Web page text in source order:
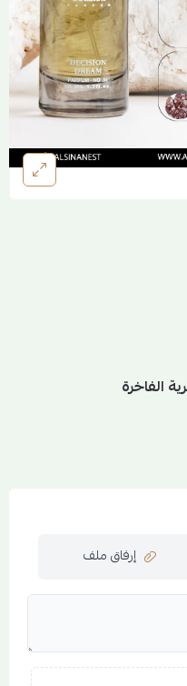
الفاخرة
تظهر في المكان مع أول
المختلفة.
الجاوي
إرفاق ملف